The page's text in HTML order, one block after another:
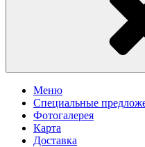
Меню
Специальные
Фотогалерея
Карта
Доставка